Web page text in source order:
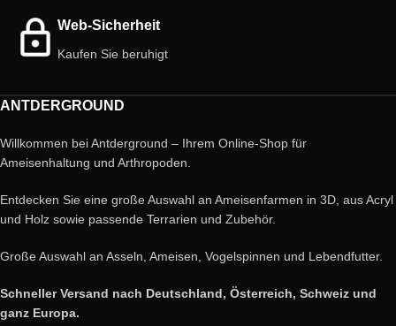
Web-Sicherheit
Kaufen Sie beruhigt
ANTDERGROUND
Willkommen bei Antderground – Ihrem Online-Shop für
Ameisenhaltung und Arthropoden.
Entdecken Sie eine große Auswahl an Ameisenfarmen in 3D, aus Acryl
und Holz sowie passende Terrarien und Zubehör.
Große Auswahl an Asseln, Ameisen, Vogelspinnen und Lebendfutter.
Schneller Versand nach Deutschland, Österreich, Schweiz und
ganz Europa.